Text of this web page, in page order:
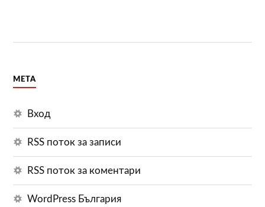
МЕТА
Вход
RSS поток за записи
RSS поток за коментари
WordPress България